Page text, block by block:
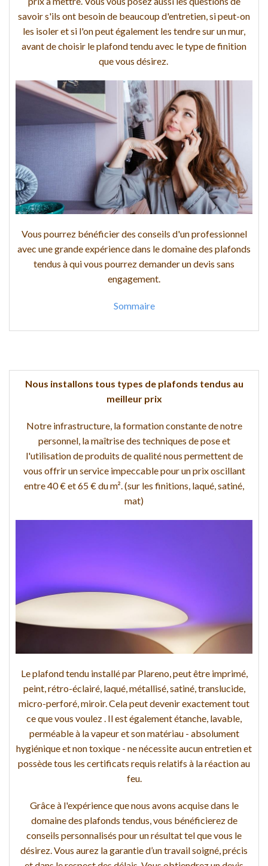
savoir s'ils ont besoin de beaucoup d'entretien, si peut-on
les isoler et si l'on peut également les tendre sur un mur,
avant de choisir le plafond tendu avec le type de finition
que vous désirez.
Vous pourrez bénéficier des conseils d'un professionnel
avec une grande expérience dans le domaine des plafonds
tendus à qui vous pourrez demander un devis sans
engagement.
Sommaire
Nous installons tous types de plafonds tendus au
meilleur prix
Notre infrastructure, la formation constante de notre
personnel, la maîtrise des techniques de pose et
l'utilisation de produits de qualité nous permettent de
vous offrir un service impeccable pour un prix oscillant
entre 40 € et 65 € du m². (sur les finitions, laqué, satiné,
mat)
Le plafond tendu installé par Plareno, peut être imprimé,
peint, rétro-éclairé, laqué, métallisé, satiné, translucide,
micro-perforé, miroir. Cela peut devenir exactement tout
ce que vous voulez . Il est également étanche, lavable,
perméable à la vapeur et son matériau - absolument
hygiénique et non toxique - ne nécessite aucun entretien et
possède tous les certificats requis relatifs à la réaction au
feu.
Grâce à l'expérience que nous avons acquise dans le
domaine des plafonds tendus, vous bénéficierez de
conseils personnalisés pour un résultat tel que vous le
désirez. Vous aurez la garantie d’un travail soigné, précis